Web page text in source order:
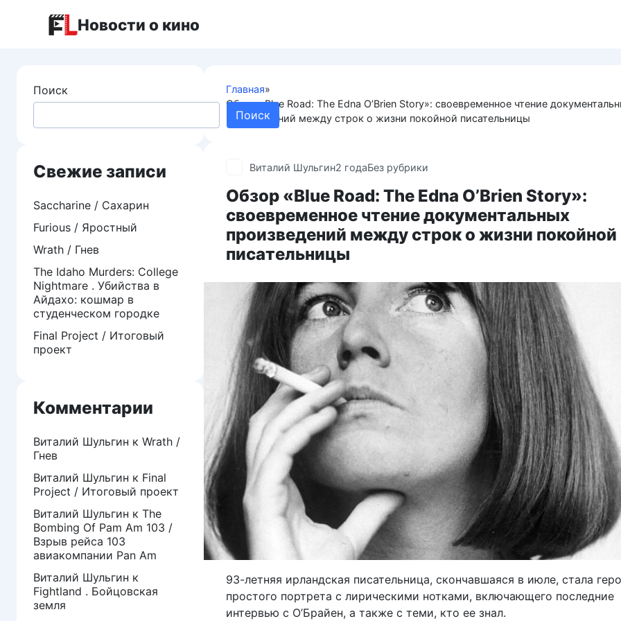
Новости о кино
Главная»
Обзор «Blue Road: The Edna O’Brien Story»: своевременное чтение
произведений между строк о жизни покойной писательницы
Виталий Шульгин2 годаБез рубрики
Обзор «Blue Road: The Edna O’Brien Story»:
своевременное чтение документальных
произведений между строк о жизни покойной
писательницы
93-летняя ирландская писательница, скончавшаяся в июле, стала
простого портрета с лирическими нотками, включающего последние
интервью с О’Брайен, а также с теми, кто ее знал.
Поиск
Поиск
Свежие записи
Saccharine / Сахарин
Furious / Яростный
Wrath / Гнев
The Idaho Murders: College
Nightmare . Убийства в
Айдахо: кошмар в
студенческом городке
Final Project / Итоговый
проект
Комментарии
Виталий Шульгин к Wrath /
Гнев
Виталий Шульгин к Final
Project / Итоговый проект
Виталий Шульгин к The
Bombing Of Pam Am 103 /
Взрыв рейса 103
авиакомпании Pan Am
Виталий Шульгин к
Fightland . Бойцовская
земля